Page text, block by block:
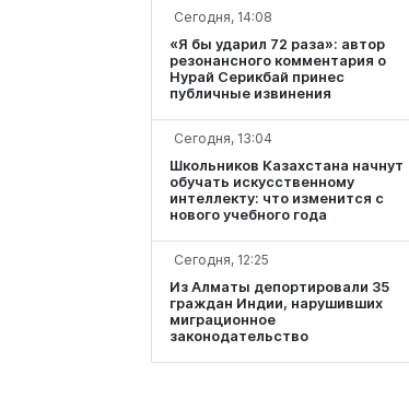
Сегодня, 14:08
«Я бы ударил 72 раза»: автор
резонансного комментария о
Нурай Серикбай принес
публичные извинения
Сегодня, 13:04
Школьников Казахстана начнут
обучать искусственному
интеллекту: что изменится с
нового учебного года
Сегодня, 12:25
Из Алматы депортировали 35
граждан Индии, нарушивших
миграционное
законодательство